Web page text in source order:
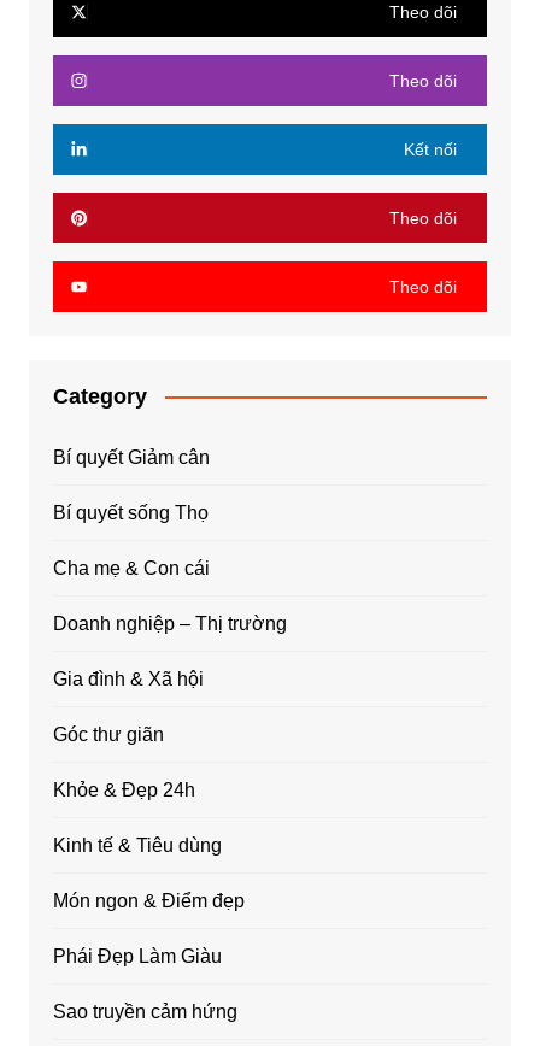
Theo dõi
Theo dõi
Kết nối
Theo dõi
Theo dõi
Category
Bí quyết Giảm cân
Bí quyết sống Thọ
Cha mẹ & Con cái
Doanh nghiệp – Thị trường
Gia đình & Xã hội
Góc thư giãn
Khỏe & Đẹp 24h
Kinh tế & Tiêu dùng
Món ngon & Điểm đẹp
Phái Đẹp Làm Giàu
Sao truyền cảm hứng